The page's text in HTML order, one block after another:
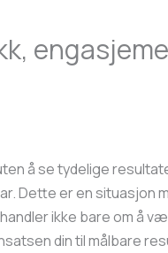
å se tydelige
Dette er en situasjon
ikke bare om å
din til målbare